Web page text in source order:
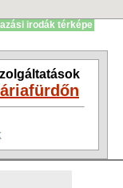
irodák térképe